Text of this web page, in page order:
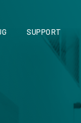
SUPPORT